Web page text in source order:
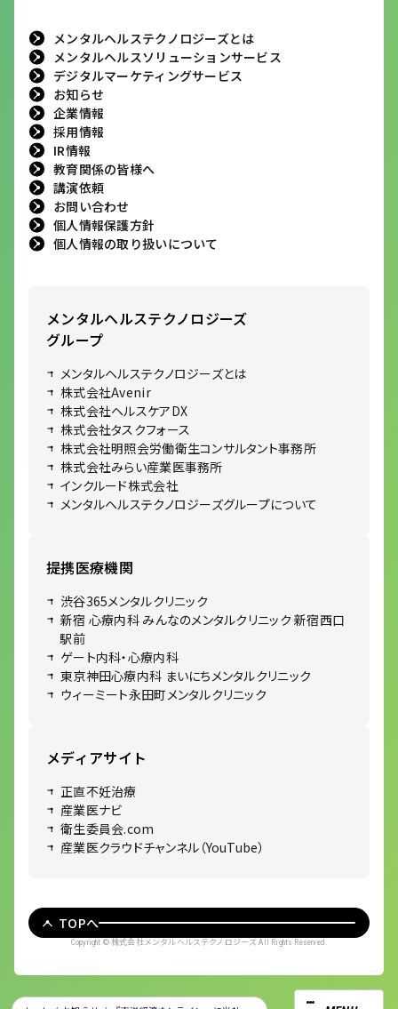
メンタルヘルステクノロジーズとは
メンタルヘルスソリューションサービス
デジタルマーケティングサービス
お知らせ
企業情報
採用情報
IR情報
教育関係の皆様へ
講演依頼
お問い合わせ
個人情報保護方針
個人情報の取り扱いについて
メンタルヘルステクノロジーズ
グループ
メンタルヘルステクノロジーズとは
株式会社Avenir
株式会社ヘルスケアDX
株式会社タスクフォース
株式会社明照会労働衛生コンサルタント事務所
株式会社みらい産業医事務所
インクルード株式会社
メンタルヘルステクノロジーズグループについて
提携医療機関
渋谷365メンタルクリニック
新宿 心療内科 みんなのメンタルクリニック 新宿西口
駅前
ゲート内科・心療内科
東京神田心療内科 まいにちメンタルクリニック
ウィーミート永田町メンタルクリニック
メディアサイト
正直不妊治療
産業医ナビ
衛生委員会.com
産業医クラウドチャンネル（YouTube）
Copyright ©株式会社メンタルヘルステクノロジーズAll Rights Reserved.
TOPへ